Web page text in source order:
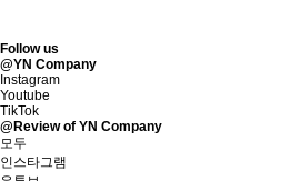
Follow us
@YN Company
Instagram
Youtube
TikTok
@Review of YN Company
모두
인스타그램